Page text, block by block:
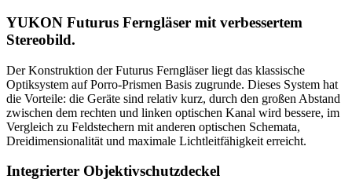
YUKON Futurus Ferngläser mit verbessertem
Stereobild.
Der Konstruktion der Futurus Ferngläser liegt das klassische
Optiksystem auf Porro-Prismen Basis zugrunde. Dieses System hat
die Vorteile: die Geräte sind relativ kurz, durch den großen Abstand
zwischen dem rechten und linken optischen Kanal wird bessere, im
Vergleich zu Feldstechern mit anderen optischen Schemata,
Dreidimensionalität und maximale Lichtleitfähigkeit erreicht.
Integrierter Objektivschutzdeckel